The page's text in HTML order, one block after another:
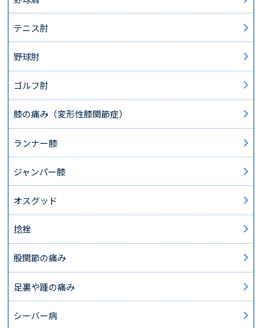
テニス肘
野球肘
ゴルフ肘
膝の痛み（変形性膝関節症）
ランナー膝
ジャンパー膝
オスグッド
捻挫
股関節の痛み
足裏や踵の痛み
シーバー病